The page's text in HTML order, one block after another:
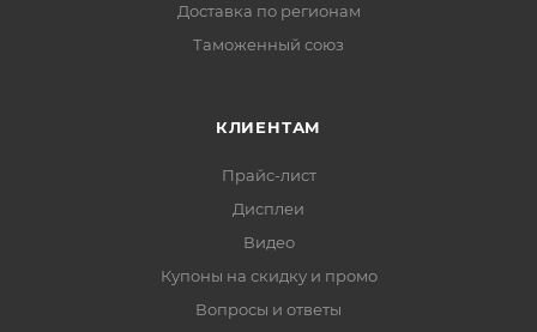
Доставка по регионам
Таможенный союз
КЛИЕНТАМ
Прайс-лист
Дисплеи
Видео
Купоны на скидку и промо
Вопросы и ответы